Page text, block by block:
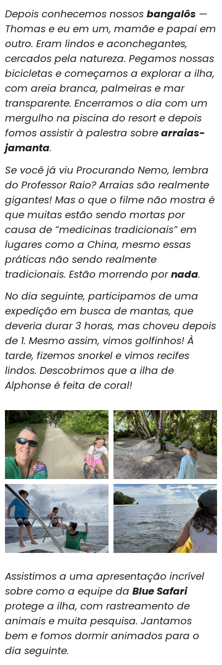
Depois conhecemos nossos bangalôs —
Thomas e eu em um, mamãe e papai em
outro. Eram lindos e aconchegantes,
cercados pela natureza. Pegamos nossas
bicicletas e começamos a explorar a ilha,
com areia branca, palmeiras e mar
transparente. Encerramos o dia com um
mergulho na piscina do resort e depois
fomos assistir à palestra sobre arraias-
jamanta.
Se você já viu Procurando Nemo, lembra
do Professor Raio? Arraias são realmente
gigantes! Mas o que o filme não mostra é
que muitas estão sendo mortas por
causa de “medicinas tradicionais” em
lugares como a China, mesmo essas
práticas não sendo realmente
tradicionais. Estão morrendo pornada.
No dia seguinte, participamos de uma
expedição em busca de mantas, que
deveria durar 3 horas, mas choveu depois
de 1. Mesmo assim, vimos golfinhos!À
tarde, fizemos snorkel e vimos recifes
lindos. Descobrimos que a ilha de
Alphonse é feita de coral!
Assistimos a uma apresentação incrível
sobre como a equipe da Blue Safari
protege a ilha, com rastreamento de
animais e muita pesquisa. Jantamos
bem e fomos dormir animados para o
dia seguinte.